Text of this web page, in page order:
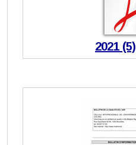
2021 (5)